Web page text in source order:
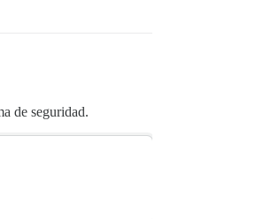
de seguridad.